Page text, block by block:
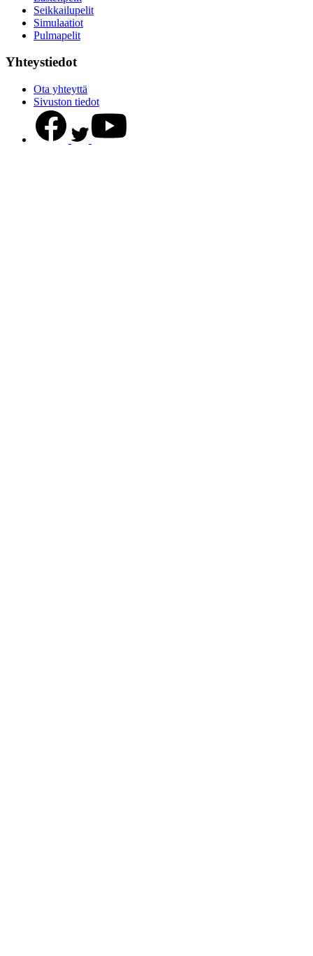
Seikkailupelit
Simulaatiot
Pulmapelit
Yhteystiedot
Ota yhteyttä
Sivuston tiedot